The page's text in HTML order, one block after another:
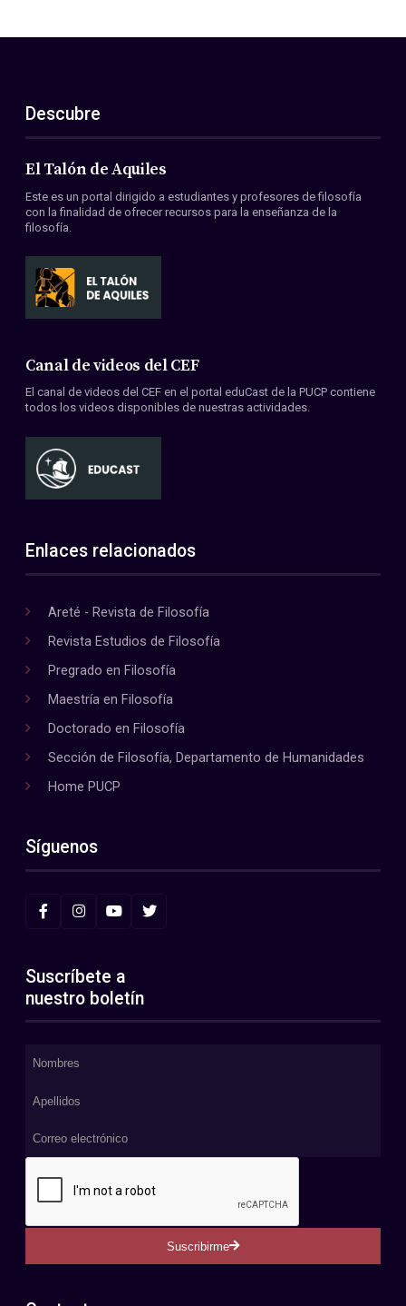
Descubre
El Talón de Aquiles
Este es un portal dirigido a estudiantes y profesores de filosofía
con la finalidad de ofrecer recursos para la enseñanza de la
filosofía.
Canal de videos del CEF
El canal de videos del CEF en el portal eduCast de la PUCP contiene
todos los videos disponibles de nuestras actividades.
Enlaces relacionados
Areté - Revista de Filosofía
Revista Estudios de Filosofía
Pregrado en Filosofía
Maestría en Filosofía
Doctorado en Filosofía
Sección de Filosofía, Departamento de Humanidades
Home PUCP
Síguenos
Suscríbete a
nuestro boletín
Suscribirme